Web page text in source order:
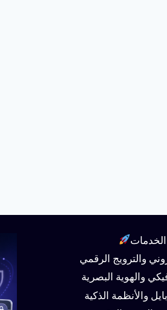
الخدمات
والترويج الرقمي
والهوية البصرية
والأنظمة الذكية